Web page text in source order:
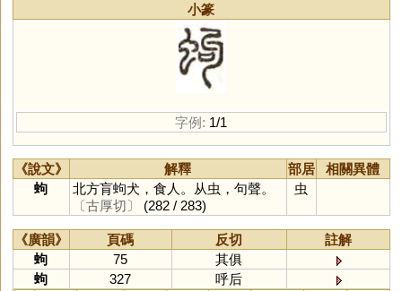
小篆
字例: 1/1
《說文》 解釋 部居
相關異體
蚼
北方肓蚼犬，食人。从虫，句聲。
〔古厚切〕
(282 / 283)
虫
《廣韻》 頁碼 反切
註解
蚼
75
其俱
蚼
327
呼后